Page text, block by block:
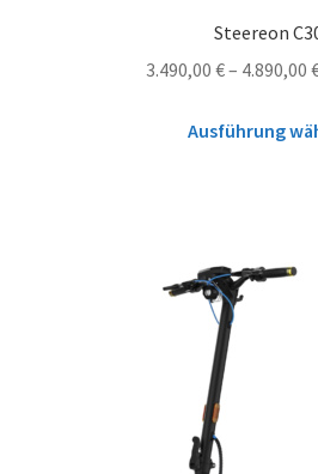
Steereon
3.490,00 €– 4.890,00
Ausführung